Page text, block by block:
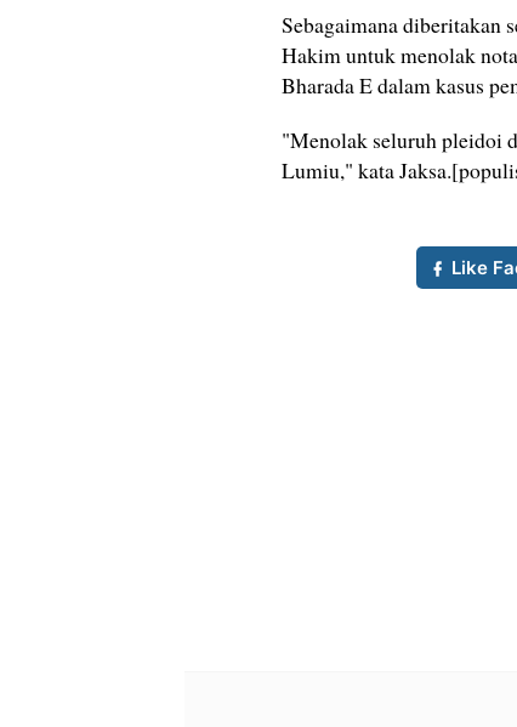
Sebagaimana diberitakan
Hakim untuk menolak
Bharada E dalam kasus
"Menolak seluruh pleidoi
Lumiu," kata
Like